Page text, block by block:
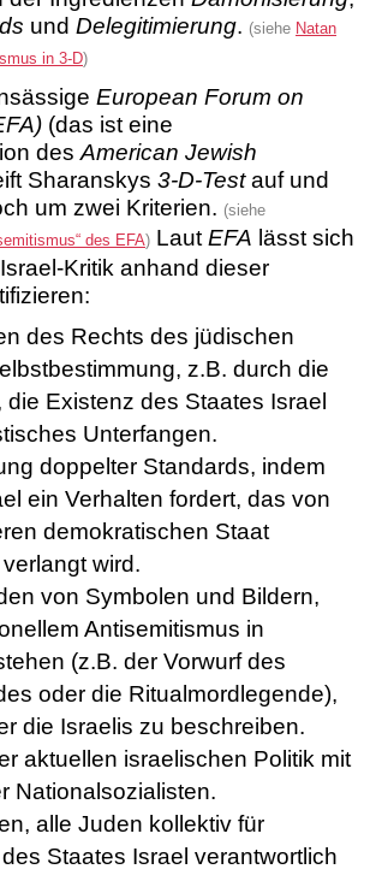
und Delegitimierung. (siehe Natan
in 3-D)
European Forum on
(das ist eine
des American Jewish
Sharanskys 3-D-Testauf und
um zwei Kriterien. (siehe
des EFA) Laut EFA lässt sich
Kritik anhand dieser
des Rechts des jüdischen
z.B. durch die
Existenz des Staates Israel
Unterfangen.
doppelter Standards, indem
ein Verhalten fordert, das von
demokratischen Staat
wird.
von Symbolen und Bildern,
Antisemitismus in
(z.B. der Vorwurf des
oder die Ritualmordlegende),
die Israelis zu beschreiben.
aktuellen israelischen Politik mit
Nationalsozialisten.
alle Juden kollektiv für
Staates Israel verantwortlich